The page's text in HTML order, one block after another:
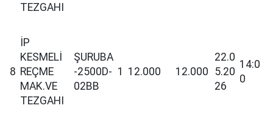
TEZGAHI
8
İP
KESMELİ
REÇME
MAK.VE
TEZGAHI
ŞURUBA
-2500D-
02BB
1 12.000 12.000
22.0
5.20
26
14:0
0